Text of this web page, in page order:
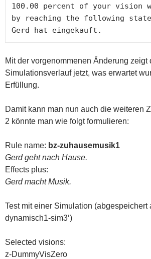
100.00 percent of your vision
by reaching the following
Gerd hat eingekauft.
Mit der vorgenommenen Änderung zeigt
Simulationsverlauf jetzt, was erwartet
Erfüllung.
Damit kann man nun auch die weiteren
2 könnte man wie folgt formulieren:
Rule name: bz-zuhausemusik1
Gerd geht nach Hause.
Effects plus:
Gerd macht Musik.
Test mit einer Simulation (abgespeichert
dynamisch1-sim3‘)
Selected visions:
z-DummyVisZero